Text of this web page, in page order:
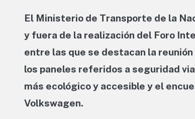
El Ministerio de Transporte de la
y fuera de la realización del Foro
entre las que se destacan la
los paneles referidos a seguridad
más ecológico y accesible y el
Volkswagen.